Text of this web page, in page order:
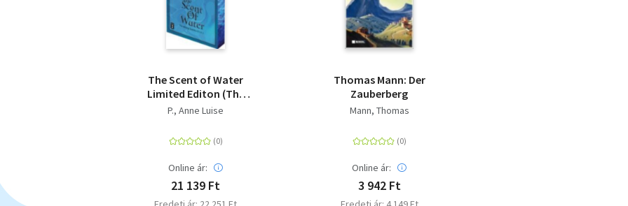
The Scent of Water
Limited Editon (The
Wrong Scents: Roman
P., Anne Luise
Online ár:
21 139 Ft
Thomas Mann: Der
Zauberberg
Mann, Thomas
Online ár:
3 942 Ft